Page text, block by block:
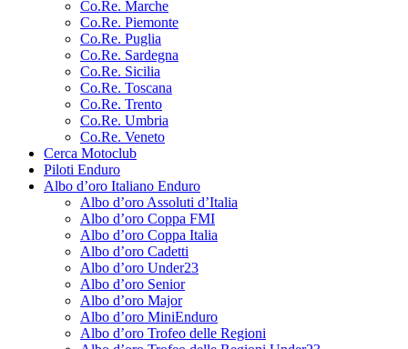
Co.Re. Marche
Co.Re. Piemonte
Co.Re. Puglia
Co.Re. Sardegna
Co.Re. Sicilia
Co.Re. Toscana
Co.Re. Trento
Co.Re. Umbria
Co.Re. Veneto
Cerca Motoclub
Piloti Enduro
Albo d’oro Italiano Enduro
Albo d’oro Assoluti d’Italia
Albo d’oro Coppa FMI
Albo d’oro Coppa Italia
Albo d’oro Cadetti
Albo d’oro Under23
Albo d’oro Senior
Albo d’oro Major
Albo d’oro MiniEnduro
Albo d’oro Trofeo delle Regioni